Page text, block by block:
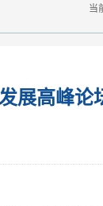
当
展高峰论